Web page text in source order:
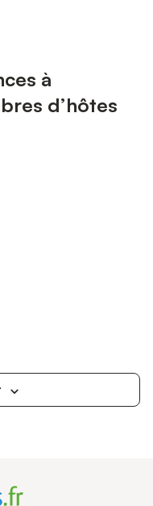
à
d’hôtes